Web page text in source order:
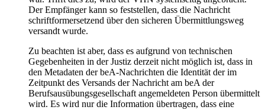
Der Empfänger kann so feststellen, dass die Nachricht
schriftformersetzend über den sicheren Übermittlungsweg
versandt wurde.
Zu beachten ist aber, dass es aufgrund von technischen
Gegebenheiten in der Justiz derzeit nicht möglich ist, dass in
den Metadaten der beA-Nachrichten die Identität der im
Zeitpunkt des Versands der Nachricht am beA der
Berufsausübungsgesellschaft angemeldeten Person übermittelt
wird. Es wird nur die Information übertragen, dass eine